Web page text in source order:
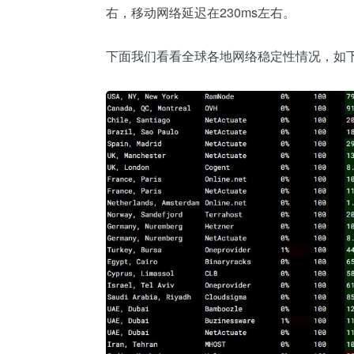
右，移动网络延迟在230ms左右。
下面我们看看全球各地网络稳定性情况，如